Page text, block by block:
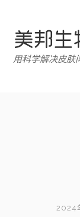
用科学解决皮肤
2024